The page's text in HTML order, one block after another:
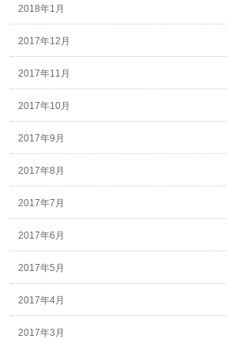
2018年1月
2017年12月
2017年11月
2017年10月
2017年9月
2017年8月
2017年7月
2017年6月
2017年5月
2017年4月
2017年3月